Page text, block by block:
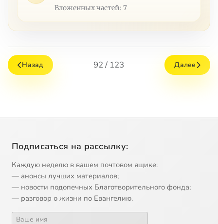
Вложенных частей: 7
Назад 92 / 123 Далее
Подписаться на рассылку:
Каждую неделю в вашем почтовом ящике:
— анонсы лучших материалов;
— новости подопечных Благотворительного фонда;
— разговор о жизни по Евангелию.